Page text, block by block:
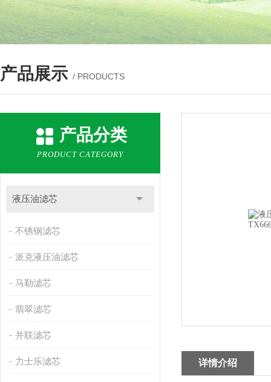
产品展示 / PRODUCTS
产品分类
PRODUCT CATEGORY
液压油滤芯
不锈钢滤芯
派克液压油滤芯
马勒滤芯
翡翠滤芯
并联滤芯
力士乐滤芯 详情介绍